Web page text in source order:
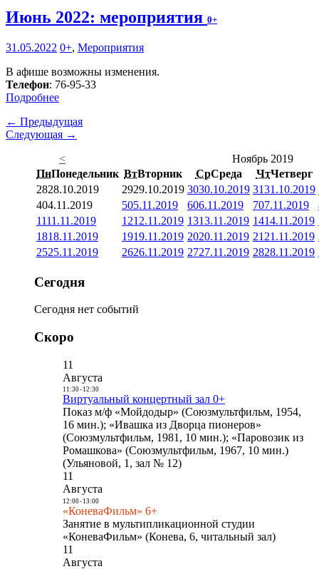
Июнь 2022: мероприятия 0+
31.05.2022 0+, Мероприятия
В афише возможны изменения.
Телефон: 76-95-33
Подробнее
← Предыдущая
Следующая →
<
Ноябрь 2019
ПнПонедельник ВтВторник СрСреда ЧтЧетверг
2828.10.2019 2929.10.2019 3030.10.2019 3131.10.2019
404.11.2019 505.11.2019 606.11.2019 707.11.2019
1111.11.2019 1212.11.2019 1313.11.2019 1414.11.2019
1818.11.2019 1919.11.2019 2020.11.2019 21 21.11.2019
2525.11.2019 2626.11.2019 2727.11.2019 2828.11.2019
Сегодня
Сегодня нет событий
Скоро
11
Августа
11:30- 12:30
Виртуальный концертный зал 0+
Показ м/ф «Мойдодыр» (Союзмультфильм, 1954,
16 мин.); «Ивашка из Дворца пионеров»
(Союзмультфильм, 1981, 10 мин.); «Паровозик из
Ромашкова» (Союзмультфильм, 1967, 10 мин.)
(Ульяновой, 1, зал № 12)
11
Августа
12:00- 13:00
«КоневаФильм» 6+
Занятие в мультипликационной студии
«КоневаФильм» (Конева, 6, читальный зал)
11
Августа